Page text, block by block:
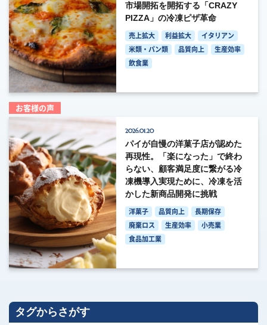
市場開拓を開拓する「CRAZY
PIZZA」の冷凍ピザ革命
売上拡大 利益拡大
イタリアン
米類・パン類
品質向上
生産効率
飲食業
お客様の声
2026.01.20
パイが自慢の洋菓子店が認めた
再現性。「楽になった」で終わ
らない、顧客満足度に繋がる冷
凍機導入実現ために、冷凍を活
かした新商品開発に挑戦
洋菓子 品質向上
長期保存
廃棄ロス
生産効率
小売業
食品加工業
タグからさがす